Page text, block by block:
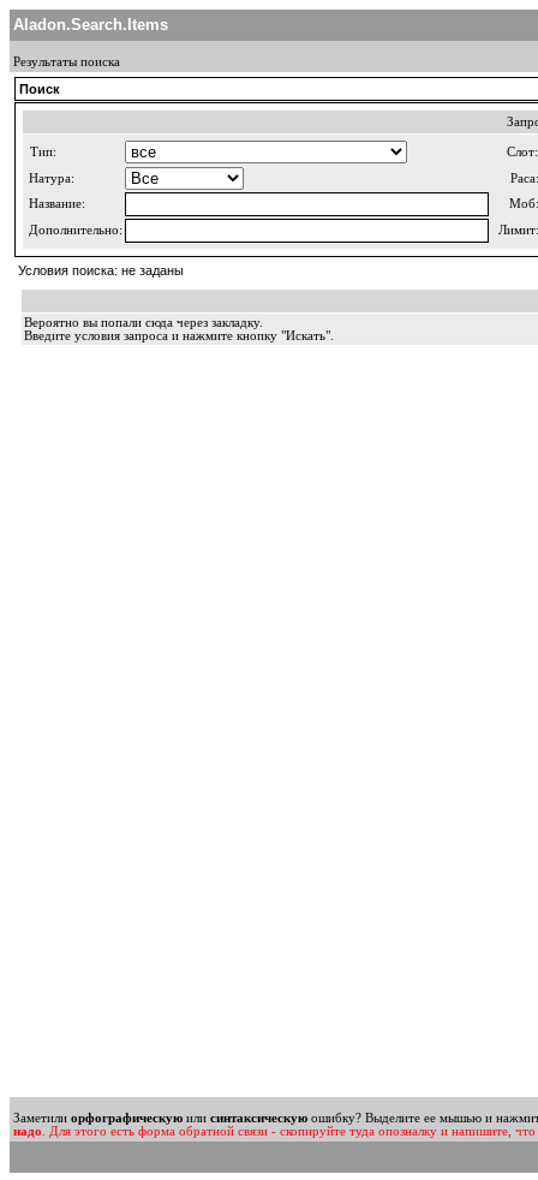
Aladon.Search.Items
Результаты поиска
Поиск
Тип:
Слот:
Натура:
Раса:
Название:
Моб:
Дополнительно:
Лимит:
Условия поиска: не заданы
Вероятно вы попали сюда через закладку.
Введите условия запроса и нажмите кнопку "Искать".
Заметили орфографическую или синтаксическую ошибку? Выделите ее мышью и
надо . Для этого есть форма обратной связи - скопируйте туда опозналку и напишите,